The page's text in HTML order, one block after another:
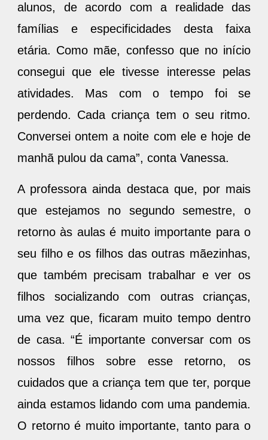
alunos, de acordo com a realidade das
famílias e especificidades desta faixa
etária. Como mãe, confesso que no início
consegui que ele tivesse interesse pelas
atividades. Mas com o tempo foi se
perdendo. Cada criança tem o seu ritmo.
Conversei ontem a noite com ele e hoje de
manhã pulou da cama”, conta Vanessa.
A professora ainda destaca que, por mais
que estejamos no segundo semestre, o
retorno às aulas é muito importante para o
seu filho e os filhos das outras mãezinhas,
que também precisam trabalhar e ver os
filhos socializando com outras crianças,
uma vez que, ficaram muito tempo dentro
de casa. “É importante conversar com os
nossos filhos sobre esse retorno, os
cuidados que a criança tem que ter, porque
ainda estamos lidando com uma pandemia.
O retorno é muito importante, tanto para o